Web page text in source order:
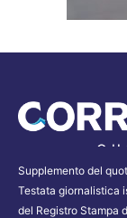
Supplemento del
Testata giornalistica
del Registro Stampa